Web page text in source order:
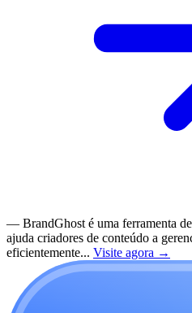
— BrandGhost é uma ferramenta
ajuda criadores de conteúdo a
eficientemente... Visite agora →